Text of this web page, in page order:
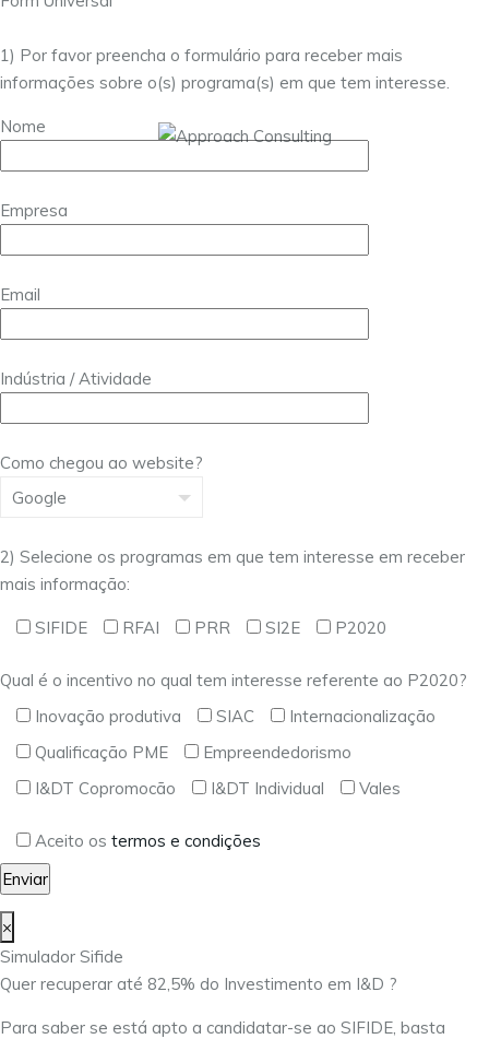
1) Por favor preencha o formulário para receber mais
informações sobre o(s) programa(s) em que tem interesse.
Nome
Empresa
Email
Indústria / Atividade
Como chegou ao website?
2) Selecione os programas em que tem interesse em receber
mais informação:
SIFIDE RFAI PRR SI2E P2020
Qual é o incentivo no qual tem interesse referente ao P2020?
Inovação produtiva
SIAC
Internacionalização
Qualificação PME
Empreendedorismo
I&DT Copromocão
I&DT Individual Vales
Aceito os termos e condições
×
Simulador Sifide
Quer recuperar até 82,5% do Investimento em I&D ?
Para saber se está apto a candidatar-se ao SIFIDE, basta